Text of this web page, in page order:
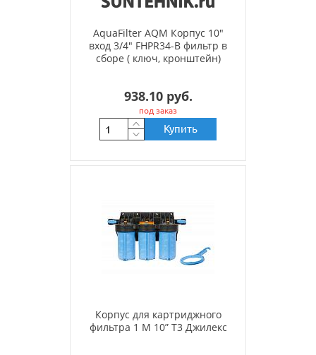
AquaFilter AQM Корпус 10"
вход 3/4" FHPR34-B фильтр в
сборе ( ключ, кронштейн)
938.10 руб.
под заказ
Купить
Корпус для картриджного
фильтра 1 М 10” Т3 Джилекс